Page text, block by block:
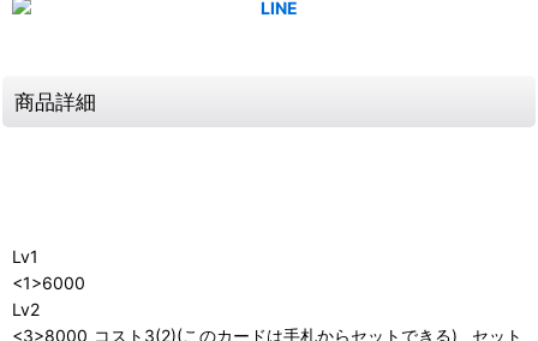
商品詳細
Lv1
<1>6000
Lv2
<3>8000_コスト3(2)(このカードは手札からセットできる)__セット